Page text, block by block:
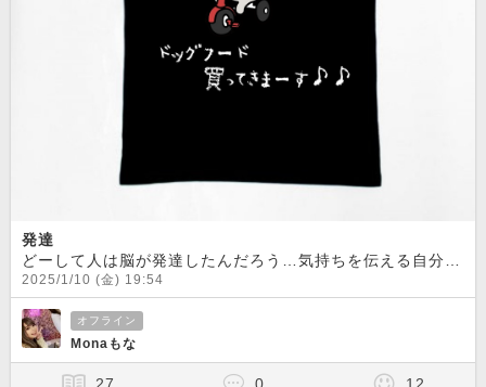
発達
2025/1/10 (金) 19:54
オフライン
Monaもな
27 0 12